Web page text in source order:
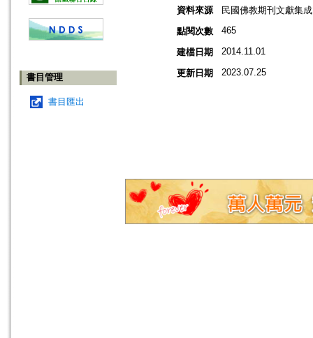
書目管理
書目匯出
資料來源
民國佛教期刊文獻集
點閱次數
465
建檔日期 2014.11.01
更新日期 2023.07.25